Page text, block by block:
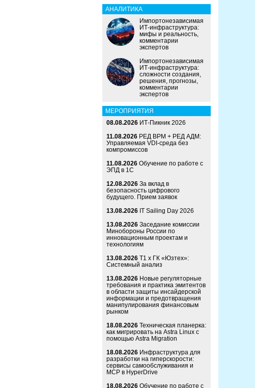
АНАЛИТИКА
Импортонезависимая
ИТ-инфраструктура:
мифы и реальность,
комментарии
экспертов
Импортонезависимая
ИТ-инфраструктура:
сложности создания,
решения, прогнозы,
комментарии
экспертов
МЕРОПРИЯТИЯ
08.08.2026 ИТ-Пикник 2026
11.08.2026 РЕД ВРМ + РЕД АДМ:
Управляемая VDI-среда без
компромиссов
11.08.2026 Обучение по работе с
ЭПД в 1С
12.08.2026 За вклад в
безопасность цифрового
будущего. Прием заявок
13.08.2026 IT Sailing Day 2026
13.08.2026 Заседание комиссии
Минобороны России по
инновационным проектам и
технологиям
13.08.2026 Т1 x ГК «Юзтех»:
Системный анализ
13.08.2026 Новые регуляторные
требования и практика эмитентов
в области защиты инсайдерской
информации и предотвращения
манипулирования финансовым
рынком
18.08.2026 Техническая планерка:
как мигрировать на Astra Linux с
помощью Astra Migration
18.08.2026 Инфраструктура для
разработки на гиперскорости:
сервисы самообслуживания и
MCP в HyperDrive
18.08.2026 Обучение по работе с